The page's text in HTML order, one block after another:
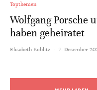
Topthemen
Wolfgang Porsche
haben geheiratet
Elisabeth Koblitz · 7. Dezember